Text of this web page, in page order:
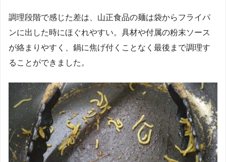
調理段階で感じた差は、山正食品の麺は袋からフライパ
ンに出した時にほぐれやすい。具材や付属の粉末ソース
が絡まりやすく、鍋に焦げ付くことなく最後まで調理す
ることができました。